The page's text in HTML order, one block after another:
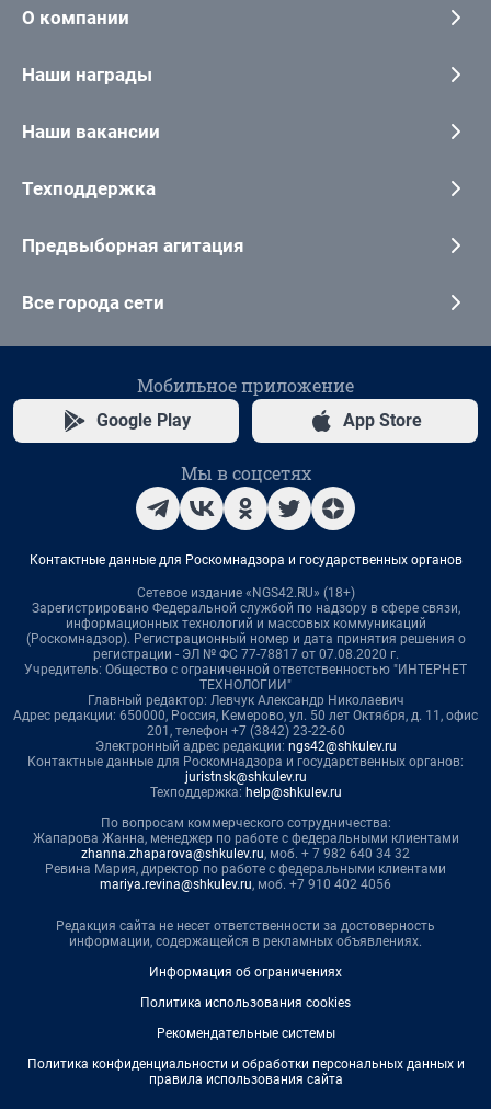
О компании
Наши награды
Наши вакансии
Техподдержка
Предвыборная агитация
Все города сети
Мобильное приложение
Google Play App Store
Мы в соцсетях
Контактные данные для Роскомнадзора и государственных органов
Сетевое издание «NGS42.RU» (18+)
Зарегистрировано Федеральной службой по надзору в сфере связи,
информационных технологий и массовых коммуникаций
(Роскомнадзор). Регистрационный номер и дата принятия решения о
регистрации - ЭЛ № ФС 77-78817 от 07.08.2020 г.
Учредитель: Общество с ограниченной ответственностью "ИНТЕРНЕТ
ТЕХНОЛОГИИ"
Главный редактор: Левчук Александр Николаевич
Адрес редакции: 650000, Россия, Кемерово, ул. 50 лет Октября, д. 11, офис
201, телефон +7 (3842) 23-22-60
Электронный адрес редакции: ngs42@shkulev.ru
Контактные данные для Роскомнадзора и государственных органов:
juristnsk@shkulev.ru
Техподдержка: help@shkulev.ru
По вопросам коммерческого сотрудничества:
Жапарова Жанна, менеджер по работе с федеральными клиентами
zhanna.zhaparova@shkulev.ru, моб. + 7 982 640 34 32
Ревина Мария, директор по работе с федеральными клиентами
mariya.revina@shkulev.ru, моб. +7 910 402 4056
Редакция сайта не несет ответственности за достоверность
информации, содержащейся в рекламных объявлениях.
Информация об ограничениях
Политика использования cookies
Рекомендательные системы
Политика конфиденциальности и обработки персональных данных и
правила использования сайта